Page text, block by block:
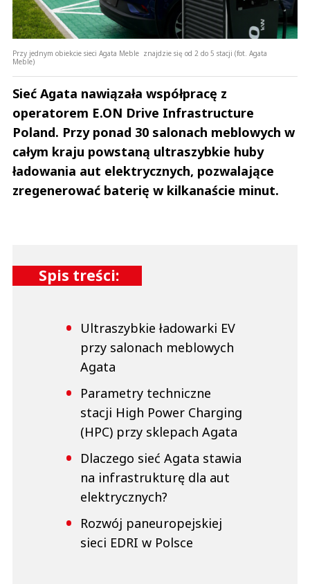
Przy jednym obiekcie sieci Agata Meble znajdzie się od 2 do 5 stacji (fot. Agata
Meble)
Sieć Agata nawiązała współpracę z
operatorem E.ON Drive Infrastructure
Poland. Przy ponad 30 salonach meblowych w
całym kraju powstaną ultraszybkie huby
ładowania aut elektrycznych, pozwalające
zregenerować baterię w kilkanaście minut.
Spis treści:
Ultraszybkie ładowarki EV
przy salonach meblowych
Agata
Parametry techniczne
stacji High Power Charging
(HPC) przy sklepach Agata
Dlaczego sieć Agata stawia
na infrastrukturę dla aut
elektrycznych?
Rozwój paneuropejskiej
sieci EDRI w Polsce